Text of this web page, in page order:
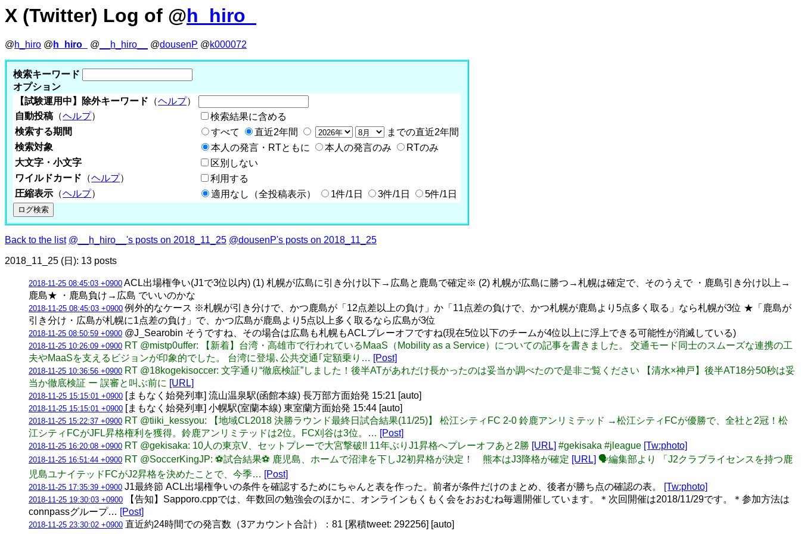
X (Twitter) Log of @h_hiro_
@h_hiro @ h_hiro_ @ __h_hiro__ @dousenP @k000072
検索キーワード
オプション
【試験運用中】除外キーワード （ヘルプ）
自動投稿 （ヘルプ）
検索結果に含める
検索する期間
すべて 直近2年間
までの直近2年間
検索対象
本人の発言・RTともに 本人の発言のみ
RTのみ
大文字・小文字
区別しない
ワイルドカード （ヘルプ）
利用する
圧縮表示 （ヘルプ） 適用なし（全投稿表示） 1件/1日 3件/1日 5件/1日
Back to the list @__h_hiro__'s posts on 2018_11_25 @dousenP's posts on 2018_11_25
2018_11_25 (日): 13 posts
2018-11-25 08:45:03 +0900 ACL出場権争い(J1で3位以内) (1) 札幌が広島に引き分け以下→広島と鹿島で確定※ (2) 札幌が広島に勝つ→札幌は確定で、そのうえで ・鹿島引き分け以上→
鹿島★ ・鹿島負け→広島 でいいのかな
2018-11-25 08:45:03 +0900 例外的なケース ※札幌が引き分けで、かつ鹿島が「12点差以上の負け」か「11点差の負けで、かつ札幌が鹿島より5点多く取る」なら札幌が3位 ★「鹿島が
引き分け・広島が札幌に1点差の負け」で、かつ広島が鹿島より5点以上多く取るなら広島が3位
2018-11-25 08:50:59 +0900 @J_Searobin そうですね、その場合は広島も札幌もACLプレーオフですね(現在5位以下のチームが4位以上に浮上できる可能性が消滅している)
2018-11-25 10:26:09 +0900 RT @mistp0uffer: 【新着】台湾・高雄市で行われているMaaS（Mobility as a Service）についての記事を書きました。 交通モード同士のスムーズな連携の工
夫やMaaSを支えるビジョンが印象的でした。 台湾に登場､公共交通｢定額乗り… [Post]
2018-11-25 10:36:56 +0900 RT @18kogekisoccer: 文字通り“徹底検証”しました！後半ATがあれだけ長かったのは妥当か調べたので是非ご覧ください 【清水×神戸】後半AT18分50秒は妥
当か徹底検証 ー 誤審と叫ぶ前に [URL]
2018-11-25 15:15:01 +0900 [まもなく始発列車] 流山温泉駅(函館本線) 長万部方面始発 15:21 [auto]
2018-11-25 15:15:01 +0900 [まもなく始発列車] 小幌駅(室蘭本線) 東室蘭方面始発 15:44 [auto]
2018-11-25 15:22:37 +0900 RT @tiiki_kessyou: 【地域CL2018 決勝ラウンド最終日試合結果(11/25)】 松江シティFC 2-0 鈴鹿アンリミテッド →松江シティFCが優勝で、全社と2冠！松
江シティFCがJFL昇格権利を獲得。鈴鹿アンリミテッドは2位。FC刈谷は3位。… [Post]
2018-11-25 16:20:08 +0900 RT @gekisaka: 10人の東京V、セットプレーで大宮撃破!! 11年ぶりJ1昇格へプレーオフあと2勝 [URL] #gekisaka #jleague [Tw:photo]
2018-11-25 16:51:44 +0900 RT @SoccerKingJP: ⚽️試合結果⚽️ 鹿児島、ホームで沼津を下しJ2初昇格が決定！ 熊本はJ3降格が確定 [URL] 🗣編集部より 「J2クラブライセンスを持つ鹿
児島ユナイテッドFCがJ2昇格を決めたことで、今季… [Post]
2018-11-25 17:35:39 +0900 J1最終節 ACL出場権争いの条件を確認するためにちゃんと表を作った。前者が条件だけのまとめ、後者が勝ち点の確認の表。 [Tw:photo]
2018-11-25 19:30:03 +0900 【告知】Sapporo.cppでは、年数回の勉強会のほかに、オンラインもくもく会をおおむね毎週開催しています。＊次回開催は2018/11/29です。＊参加方法は
connpassグループ… [Post]
2018-11-25 23:30:02 +0900 直近約24時間での発言数（3アカウント合計）：81 [累積tweet: 292256] [auto]